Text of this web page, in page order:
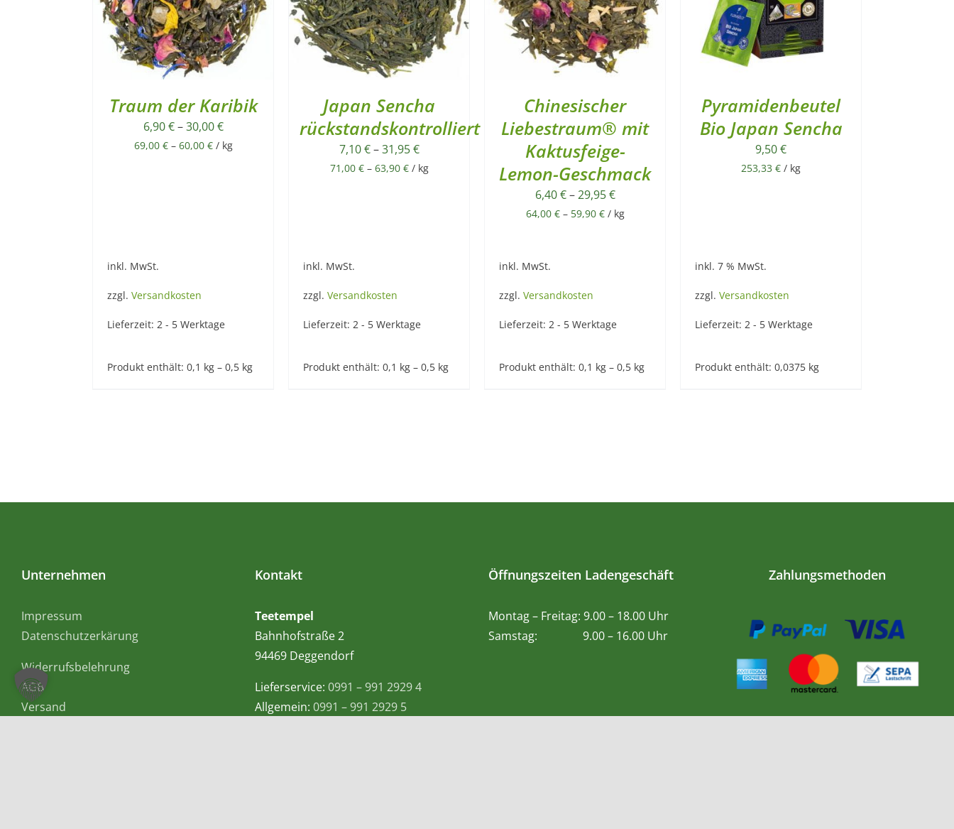
Traum der Karibik
6,90€–30,00€
69,00 €– 60,00 €/ kg
inkl. MwSt.
zzgl. Versandkosten
Lieferzeit: 2 - 5 Werktage
Produkt enthält: 0,1 kg – 0,5 kg
Japan Sencha
rückstandskontrolliert
7,10€–31,95€
71,00 €– 63,90 €/ kg
inkl. MwSt.
zzgl. Versandkosten
Lieferzeit: 2 - 5 Werktage
Produkt enthält: 0,1 kg – 0,5 kg
Chinesischer
Liebestraum® mit
Kaktusfeige-
Lemon-Geschmack
6,40€–29,95€
64,00 €– 59,90 €/ kg
inkl. MwSt.
zzgl. Versandkosten
Lieferzeit: 2 - 5 Werktage
Produkt enthält: 0,1 kg – 0,5 kg
Pyramidenbeutel
Bio Japan Sencha
9,50€
253,33 € / kg
inkl. 7 % MwSt.
zzgl. Versandkosten
Lieferzeit: 2 - 5 Werktage
Produkt enthält: 0,0375 kg
Unternehmen
Impressum
Datenschutzerkärung
Widerrufsbelehrung
AGB
Versand
Kontakt
Teetempel
Bahnhofstraße 2
94469 Deggendorf
Lieferservice: 0991 – 991 2929 4
Allgemein: 0991 – 991 2929 5
Öffnungszeiten Ladengeschäft
Montag – Freitag: 9.00 – 18.00 Uhr
Samstag: 9.00 – 16.00 Uhr
Zahlungsmethoden